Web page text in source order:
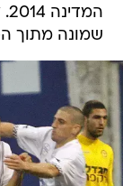
שמונה מתוך ה-